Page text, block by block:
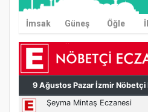
MÜFTÜ
İmsak Güneş Öğle